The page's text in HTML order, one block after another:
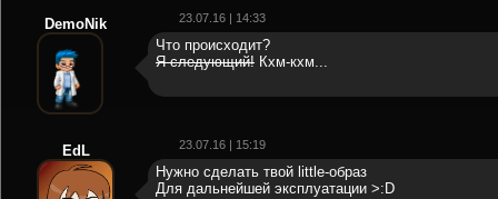
23.07.16 | 14:33
DemoNik
Что происходит?
Я следующий! Кхм-кхм...
23.07.16 | 15:19
EdL
Нужно сделать твой little-образ
Для дальнейшей эксплуатации >:D